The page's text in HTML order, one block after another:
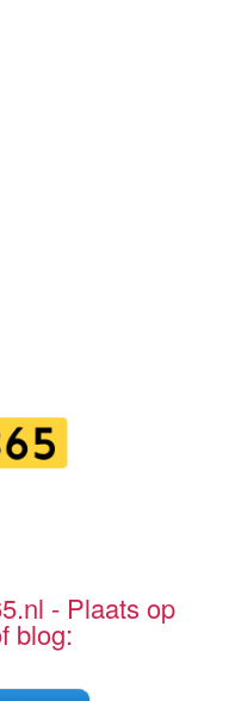
- Plaats op
blog: